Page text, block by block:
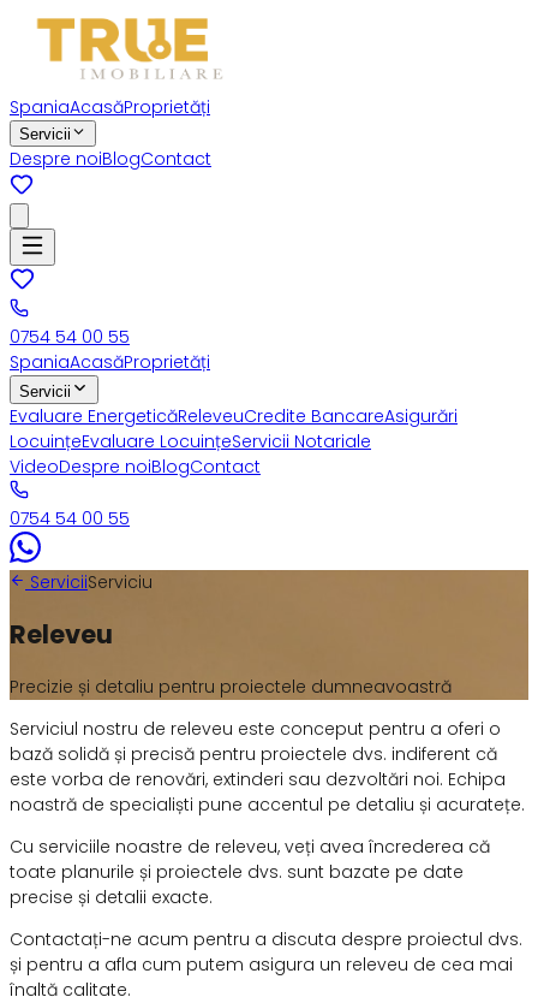
SpaniaAcasăProprietăți
Servicii
Despre noiBlogContact
0754 54 00 55
SpaniaAcasăProprietăți
Servicii
Evaluare EnergeticăReleveuCredite BancareAsigurări
LocuințeEvaluare LocuințeServicii Notariale
VideoDespre noiBlogContact
0754 54 00 55
ServiciiServiciu
Releveu
Precizie și detaliu pentru proiectele dumneavoastră
Serviciul nostru de releveu este conceput pentru a oferi o
bază solidă și precisă pentru proiectele dvs. indiferent că
este vorba de renovări, extinderi sau dezvoltări noi. Echipa
noastră de specialiști pune accentul pe detaliu și acuratețe.
Cu serviciile noastre de releveu, veți avea încrederea că
toate planurile și proiectele dvs. sunt bazate pe date
precise și detalii exacte.
Contactați-ne acum pentru a discuta despre proiectul dvs.
și pentru a afla cum putem asigura un releveu de cea mai
înaltă calitate.